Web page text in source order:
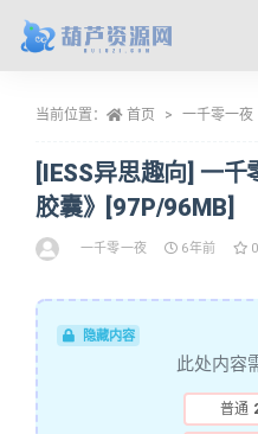
当前位置： 首页 一千零一夜
[IESS异思趣向] 一
胶囊》[97P/96MB]
一千零一夜 6年前 0
隐藏内容
此处内容
普通